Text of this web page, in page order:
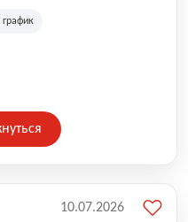
опыт позволяют
график
10.07.2026